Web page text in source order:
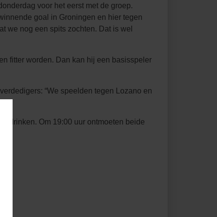
voor het eerst met de groep.
goal in Groningen en hier tegen
we nog een spits zochten. Dat is wel
fitter worden. Dan kan hij een basisspeler
“We speelden tegen Lozano en
drinken. Om 19:00 uur ontmoeten beide